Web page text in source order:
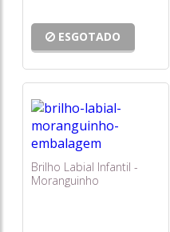
ESGOTADO
Brilho Labial Infantil -
Moranguinho